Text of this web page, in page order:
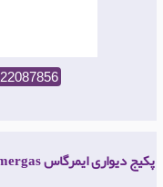
پکیج دیواری ایمرگاس immergas مدل EOLO MYTHOS PRO 24